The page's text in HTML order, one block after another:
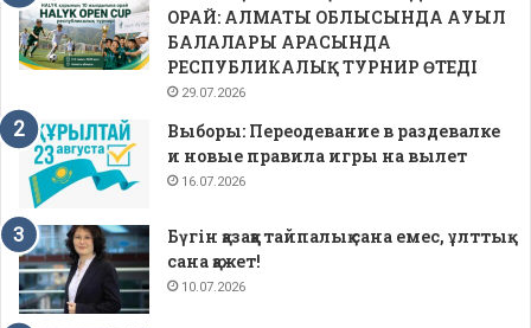
ОРАЙ: АЛМАТЫ ОБЛЫСЫНДА АУЫЛ
БАЛАЛАРЫ АРАСЫНДА
РЕСПУБЛИКАЛЫҚ ТУРНИР ӨТЕДІ
29.07.2026
Выборы: Переодевание в раздевалке
и новые правила игры на вылет
16.07.2026
Бүгін қазаққа тайпалық сана емес, ұлттық
сана қажет!
10.07.2026